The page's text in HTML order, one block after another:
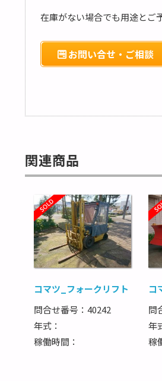
在庫がない場合でも用途とご
お問い合せ・ご相談
関連商品
コマツ_フォークリフト
問合せ番号：40242
年式：
稼働時間：
コ
問
年
稼